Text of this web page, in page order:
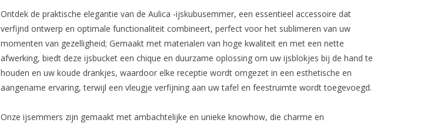
Ontdek de praktische elegantie van de Aulica -ijskubusemmer, een essentieel accessoire dat
verfijnd ontwerp en optimale functionaliteit combineert, perfect voor het sublimeren van uw
momenten van gezelligheid; Gemaakt met materialen van hoge kwaliteit en met een nette
afwerking, biedt deze ijsbucket een chique en duurzame oplossing om uw ijsblokjes bij de hand te
houden en uw koude drankjes, waardoor elke receptie wordt omgezet in een esthetische en
aangename ervaring, terwijl een vleugje verfijning aan uw tafel en feestruimte wordt toegevoegd.
Onze ijsemmers zijn gemaakt met ambachtelijke en unieke knowhow, die charme en